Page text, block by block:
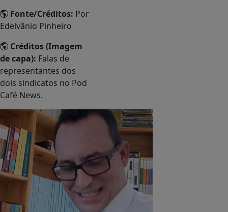
Fonte/Créditos: Por
Edelvânio Pinheiro
Créditos (Imagem
de capa): Falas de
representantes dos
dois sindicatos no Pod
Café News.